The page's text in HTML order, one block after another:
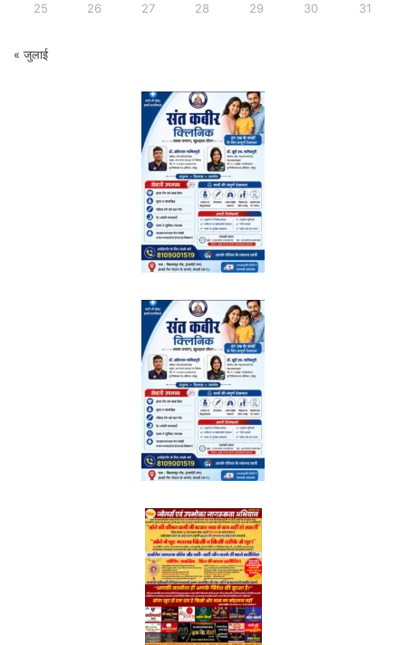
25 26 27 28 29 30 31
« जुलाई